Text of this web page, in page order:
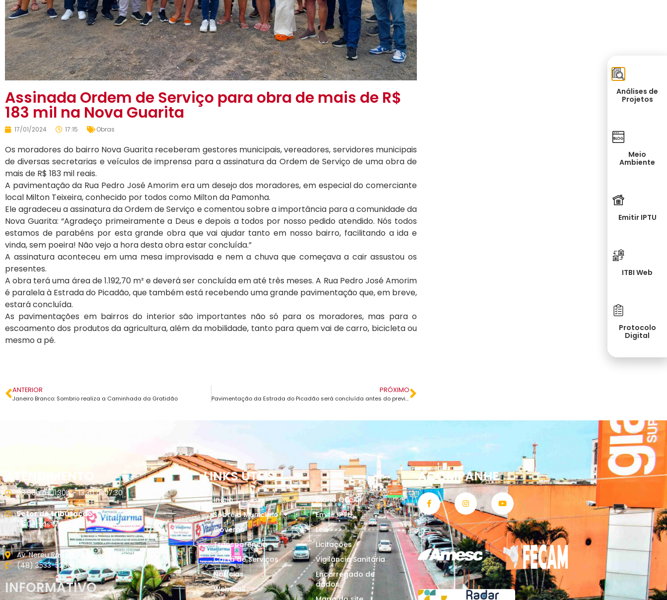
Assinada Ordem de Serviço para obra de mais de R$
183 mil na Nova Guarita
17/01/2024 17:15 Obras
Os moradores do bairro Nova Guarita receberam gestores municipais, vereadores, servidores municipais
de diversas secretarias e veículos de imprensa para a assinatura da Ordem de Serviço de uma obra de
mais de R$ 183 mil reais.
A pavimentação da Rua Pedro José Amorim era um desejo dos moradores, em especial do comerciante
local Milton Teixeira, conhecido por todos como Milton da Pamonha.
Ele agradeceu a assinatura da Ordem de Serviço e comentou sobre a importância para a comunidade da
Nova Guarita: “Agradeço primeiramente a Deus e depois a todos por nosso pedido atendido. Nós todos
estamos de parabéns por esta grande obra que vai ajudar tanto em nosso bairro, facilitando a ida e
vinda, sem poeira! Não vejo a hora desta obra estar concluída.”
A assinatura aconteceu em uma mesa improvisada e nem a chuva que começava a cair assustou os
presentes.
A obra terá uma área de 1.192,70 m² e deverá ser concluída em até três meses. A Rua Pedro José Amorim
é paralela à Estrada do Picadão, que também está recebendo uma grande pavimentação que, em breve,
estará concluída.
As pavimentações em bairros do interior são importantes não só para os moradores, mas para o
escoamento dos produtos da agricultura, além da mobilidade, tanto para quem vai de carro, bicicleta ou
mesmo a pé.
ANTERIOR
Janeiro Branco: Sombrio realiza a Caminhada da Gratidão
PRÓXIMO
Pavimentação da Estrada do Picadão será concluída antes do previsto
ATENDIMENTO
08:00h às 11:30h - 13:30 às 17:30
Setor de tributação:
08:00h às 17:30
Av. Nereu Ramos, 31 - Centro. 88960-000
(48) 3533-5200
INFORMATIVO
LINKS ÚTEIS
Início
Sobre o Município
Governo
Transparência
Carta de Serviços
Notícias
Webmail
Diário Oficial
Emitir IPTU
Leis
Licitações
Vigilância Sanitária
Encarregado de
dados
ACOMPANHE
Análises de
Projetos
Meio
Ambiente
Emitir IPTU
ITBI Web
Protocolo
Digital